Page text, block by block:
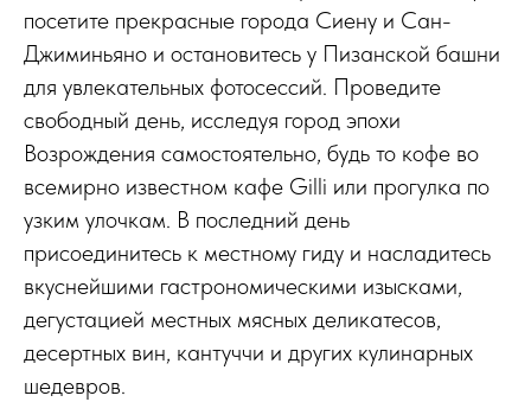
посетите прекрасные города Сиену и Сан-
Джиминьяно и остановитесь у Пизанской башни
для увлекательных фотосессий. Проведите
свободный день, исследуя город эпохи
Возрождения самостоятельно, будь то кофе во
всемирно известном кафе Gilli или прогулка по
узким улочкам. В последний день
присоединитесь к местному гиду и насладитесь
вкуснейшими гастрономическими изысками,
дегустацией местных мясных деликатесов,
десертных вин, кантуччи и других кулинарных
шедевров.